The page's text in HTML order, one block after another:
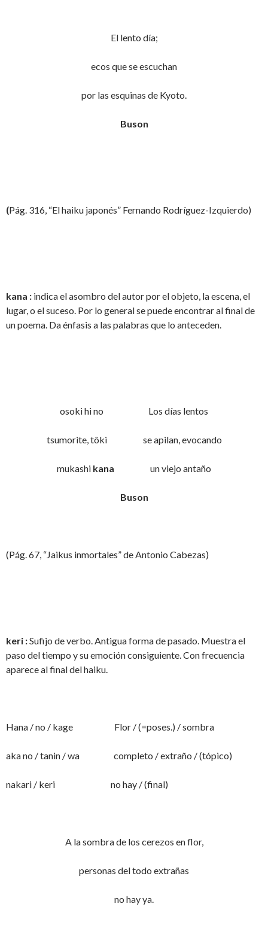
El lento día;
ecos que se escuchan
por las esquinas de Kyoto.
Buson
(Pág. 316, “El haiku japonés” Fernando Rodríguez-Izquierdo)
kana : indica el asombro del autor por el objeto, la escena, el
lugar, o el suceso. Por lo general se puede encontrar al final de
un poema. Da énfasis a las palabras que lo anteceden.
osoki hi no Los días lentos
tsumorite, tôki se apilan, evocando
mukashi kana un viejo antaño
Buson
(Pág. 67, “Jaikus inmortales” de Antonio Cabezas)
keri :Sufijo de verbo. Antigua forma de pasado. Muestra el
paso del tiempo y su emoción consiguiente. Con frecuencia
aparece al final del haiku.
Hana / no / kage Flor / (=poses.) / sombra
aka no / tanin / wa completo / extraño / (tópico)
nakari / keri no hay / (final)
A la sombra de los cerezos en flor,
personas del todo extrañas
no hay ya.